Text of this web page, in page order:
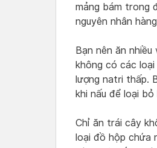
mảng bám trong
nguyên nhân
Bạn nên ăn
không có các
lượng natri thấp.
khi nấu để loại bỏ
Chỉ ăn trái cây
loại đồ hộp chứa